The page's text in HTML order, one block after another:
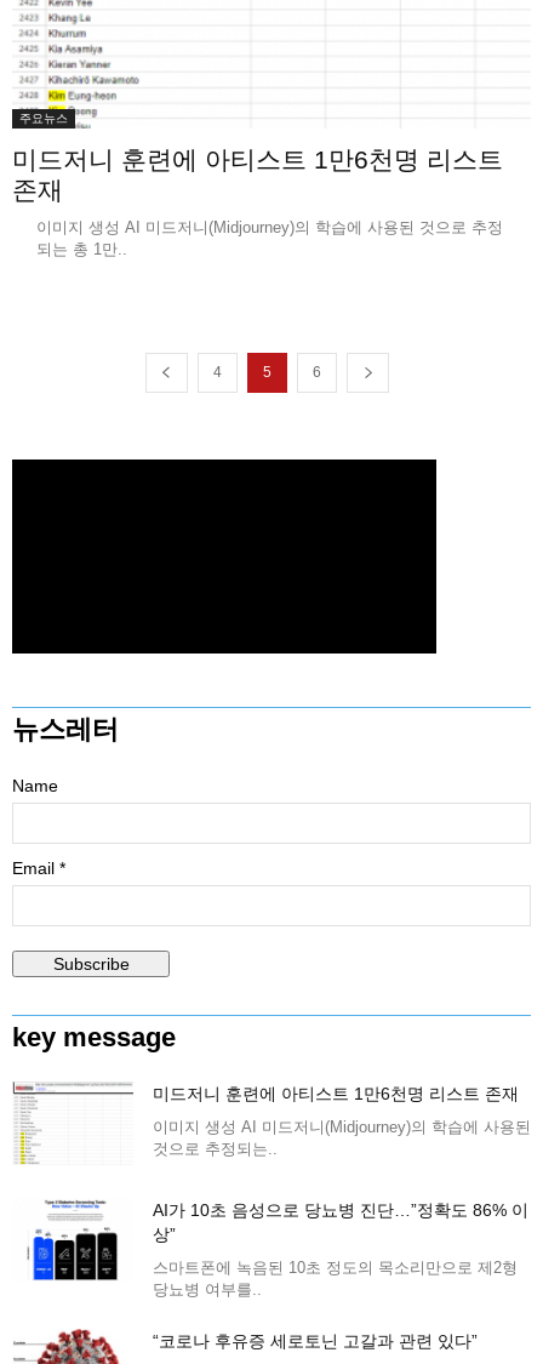
주요뉴스
미드저니 훈련에 아티스트 1만6천명 리스트
존재
이미지 생성 AI 미드저니(Midjourney)의 학습에 사용된 것으로 추정
되는 총 1만..
4 5 6
뉴스레터
Name
Email *
key message
미드저니 훈련에 아티스트 1만6천명 리스트 존재
이미지 생성 AI 미드저니(Midjourney)의 학습에 사용된
것으로 추정되는..
AI가 10초 음성으로 당뇨병 진단…”정확도 86% 이
상”
스마트폰에 녹음된 10초 정도의 목소리만으로 제2형
당뇨병 여부를..
“코로나 후유증 세로토닌 고갈과 관련 있다”